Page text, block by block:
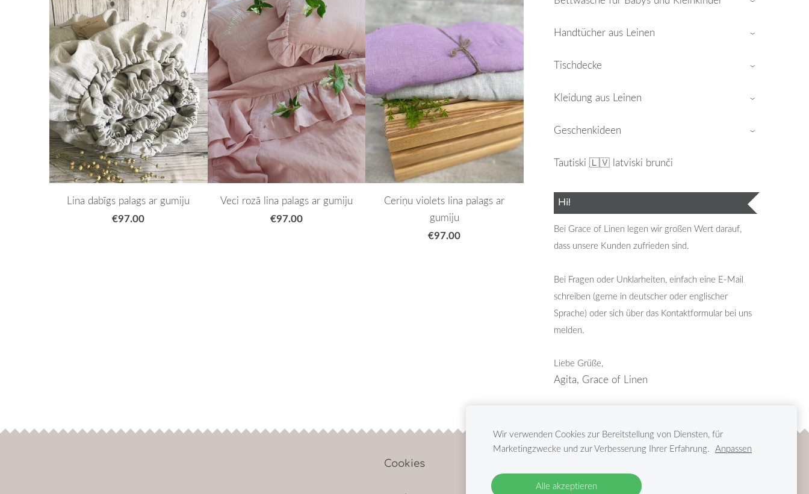
Handtücher aus Leinen ›
Tischdecke ›
Kleidung aus Leinen ›
Geschenkideen ›
Tautiski 🇱🇻 latviski brunči
Hi!
Bei Grace of Linen legen wir großen Wert darauf,
dass unsere Kunden zufrieden sind.
Bei Fragen oder Unklarheiten, einfach eine E-Mail
schreiben (gerne in deutscher oder englischer
Sprache) oder sich über das Kontaktformular bei uns
melden.
Liebe Grüße,
Agita, Grace of Linen
Lina dabīgs palags ar gumiju
€97.00
Veci rozā lina palags ar gumiju
€97.00
Ceriņu violets lina palags ar
gumiju
€97.00
Cookies
Wir verwenden Cookies zur Bereitstellung von Diensten, für
Marketingzwecke und zur Verbesserung Ihrer Erfahrung. Anpassen
Alle akzeptieren